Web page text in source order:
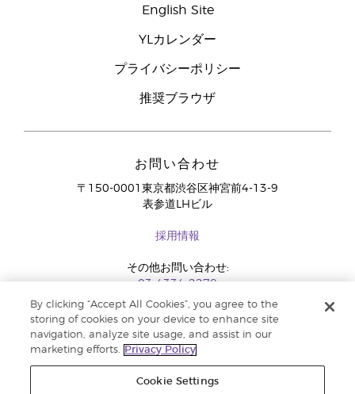
English Site
YLカレンダー
プライバシーポリシー
推奨ブラウザ
お問い合わせ
〒150-0001東京都渋谷区神宮前4-13-9
表参道LHビル
採用情報
その他お問い合わせ:
03-4334-2278
By clicking “Accept All Cookies”, you agree to the
storing of cookies on your device to enhance site
navigation, analyze site usage, and assist in our
marketing efforts.
Privacy Policy
Cookie Settings